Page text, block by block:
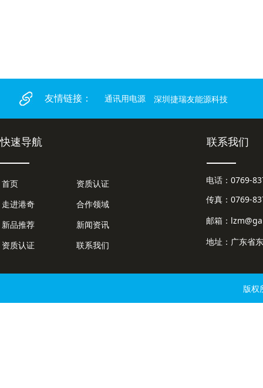
友情链接： 通讯用电源 深圳捷瑞友能源科技
快速导航
首页
走进港奇
新品推荐
资质认证
资质认证
合作领域
新闻资讯
联系我们
联系我们
电话：
传真：0769-
邮箱：
地址：广东省
版权